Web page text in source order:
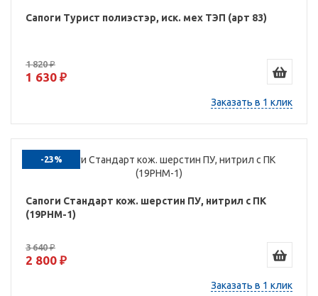
Сапоги Турист полиэстэр, иск. мех ТЭП (арт 83)
1 820 ₽
1 630 ₽
Заказать в 1 клик
-23%
Сапоги Стандарт кож. шерстин ПУ, нитрил с ПК
(19РНМ-1)
3 640 ₽
2 800 ₽
Заказать в 1 клик